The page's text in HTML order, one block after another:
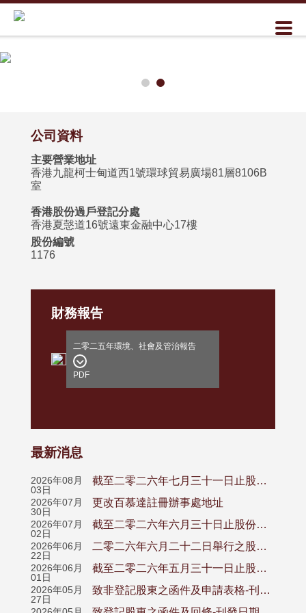
公司資料
主要營業地址
香港九龍柯士甸道西1號環球貿易廣場81層8106B
室
香港股份過戶登記分處
香港夏愨道16號遠東金融中心17樓
股份編號
1176
財務報告
二零二五年環境、社會及管治報告
PDF
最新消息
2026年08月
03日
截至二零二六年七月三十一日止股份發行人的證券變動月報表
2026年07月
30日
更改百慕達註冊辦事處地址
2026年07月
02日
截至二零二六年六月三十日止股份發行人的證券變動月報表
2026年06月
22日
二零二六年六月二十二日舉行之股東週年大會之投票表決結果
2026年06月
01日
截至二零二六年五月三十一日止股份發行人的證券變動月報表
2026年05月
27日
致非登記股東之函件及申請表格-刊發日期為二零二六年五月二十八日之通函、股東週年大會通告及代表委任表格之通知